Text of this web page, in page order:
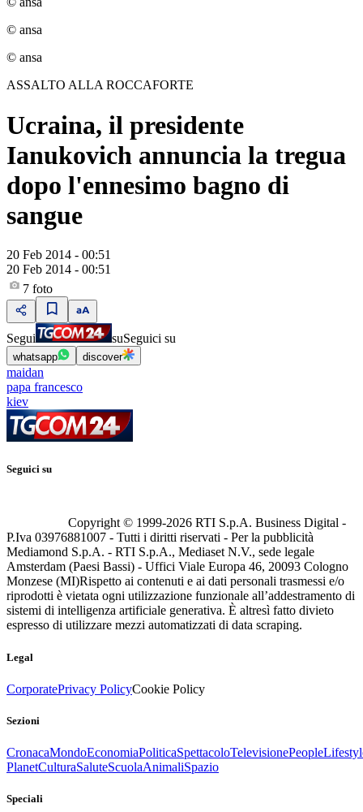
© ansa
© ansa
ASSALTO ALLA ROCCAFORTE
Ucraina, il presidente
Ianukovich annuncia la tregua
dopo l'ennesimo bagno di
sangue
20 Feb 2014 - 00:51
20 Feb 2014 - 00:51
7 foto
Segui suSeguici su
whatsapp discover
maidan
papa francesco
kiev
Seguici su
Copyright © 1999-2026 RTI S.p.A. Business Digital -
P.Iva 03976881007 - Tutti i diritti riservati - Per la pubblicità
Mediamond S.p.A. - RTI S.p.A., Mediaset N.V., sede legale
Amsterdam (Paesi Bassi) - Uffici Viale Europa 46, 20093 Cologno
Monzese (MI)Rispetto ai contenuti e ai dati personali trasmessi e/o
riprodotti è vietata ogni utilizzazione funzionale all’addestramento di
sistemi di intelligenza artificiale generativa. È altresì fatto divieto
espresso di utilizzare mezzi automatizzati di data scraping.
Legal
CorporatePrivacy PolicyCookie Policy
Sezioni
CronacaMondoEconomiaPoliticaSpettacoloTelevisionePeople
PlanetCulturaSaluteScuolaAnimaliSpazio
Speciali